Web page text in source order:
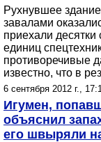
Рухнувшее
завалами
приехали десятки
единиц
противоречивые
известно, что в
6 сентября 2012 г.,
Игумен,
объяснил
его швыряли